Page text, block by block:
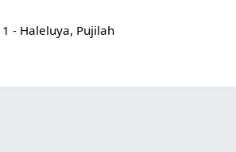
1 - Haleluya, Pujilah